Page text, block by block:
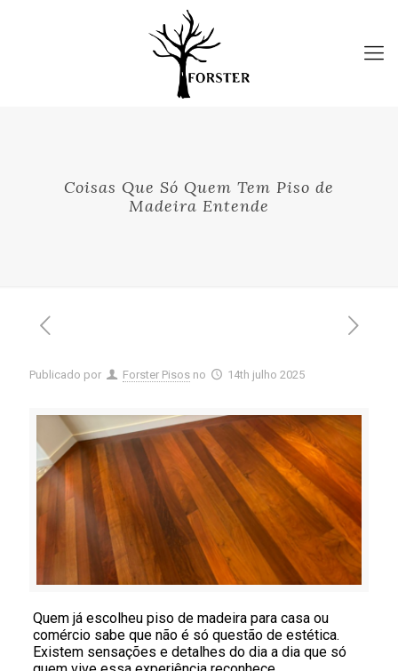
Coisas Que Só Quem Tem Piso de
Madeira Entende
Publicado por Forster Pisos no 14th julho 2025
Quem já escolheu piso de madeira para casa ou
comércio sabe que não é só questão de estética.
Existem sensações e detalhes do dia a dia que só